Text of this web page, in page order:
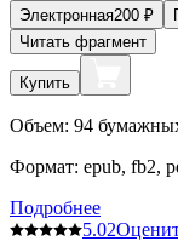
Электронная200 ₽
Читать фрагмент
Купить
Объем: 94
Формат: epub, fb2,
Подробнее
5.02